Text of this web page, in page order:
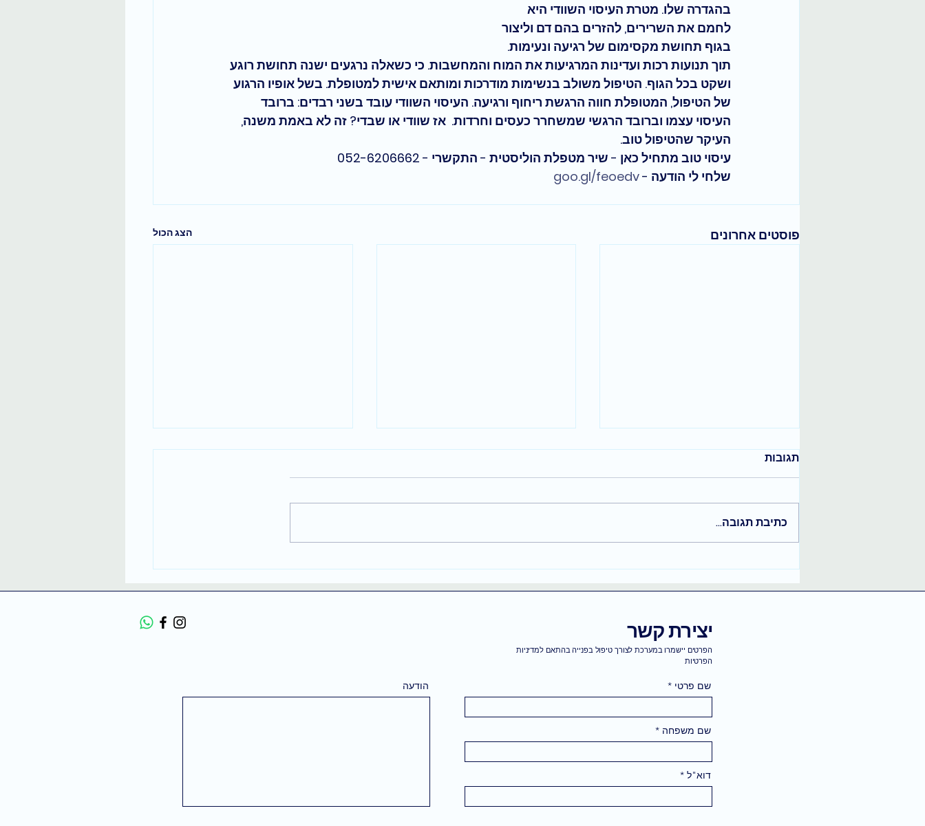
בהגדרה שלו. מטרת העיסוי השוודי היא
לחמם את השרירים, להזרים בהם דם וליצור
בגוף תחושת מקסימום של רגיעה ונעימות.
תוך תנועות רכות ועדינות המרגיעות את המוח והמחשבות. כי כשאלה נרגעים ישנה תחושת רוגע
ושקט בכל הגוף. הטיפול משולב בנשימות מודרכות ומותאם אישית למטופלת. בשל אופיו הרגוע
של הטיפול, המטופלת חווה הרגשת ריחוף ורגיעה. העיסוי השוודי עובד בשני רבדים: ברובד
העיסוי עצמו וברובד הרגשי שמשחרר כעסים וחרדות. אז שוודי או שבדי? זה לא באמת משנה,
העיקר שהטיפול טוב.
עיסוי טוב מתחיל כאן - שיר מטפלת הוליסטית - התקשרי - 052-6206662
שלחי לי הודעה - goo.gl/feoedv
פוסטים אחרונים הצג הכול
בחירה חופשית והקשבה לקצב
ניסית לחשוב חיובי וזה לא
מנווטת בתל אביב עם מפה של
תגובות
כתיבת תגובה...
יצירת קשר
הודעה שם פרטי
שם משפחה
דוא"ל
הפרטים יישמרו במערכת לצורך טיפול בפנייה בהתאם למדיניות
הפרטיות